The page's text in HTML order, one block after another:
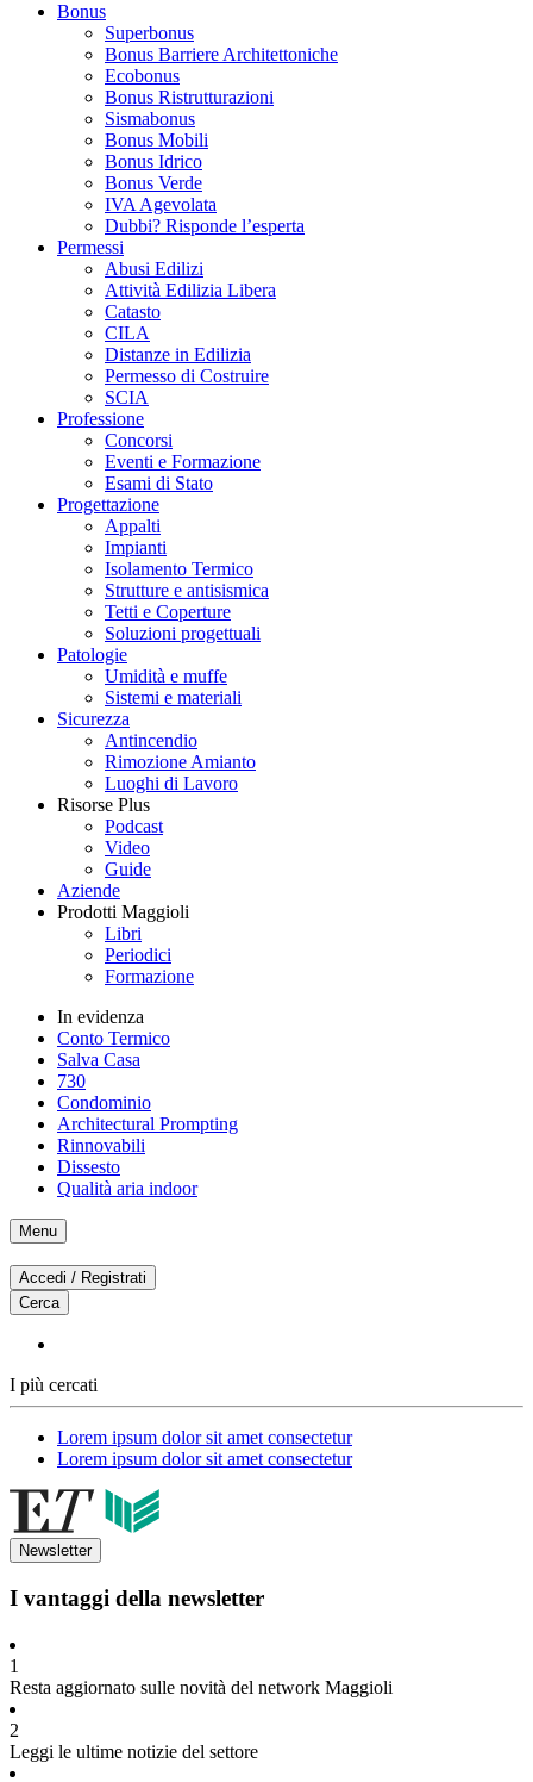
Bonus
Superbonus
Bonus Barriere Architettoniche
Ecobonus
Bonus Ristrutturazioni
Sismabonus
Bonus Mobili
Bonus Idrico
Bonus Verde
IVA Agevolata
Dubbi? Risponde l’esperta
Permessi
Abusi Edilizi
Attività Edilizia Libera
Catasto
CILA
Distanze in Edilizia
Permesso di Costruire
SCIA
Professione
Concorsi
Eventi e Formazione
Esami di Stato
Progettazione
Appalti
Impianti
Isolamento Termico
Strutture e antisismica
Tetti e Coperture
Soluzioni progettuali
Patologie
Umidità e muffe
Sistemi e materiali
Sicurezza
Antincendio
Rimozione Amianto
Luoghi di Lavoro
Risorse Plus
Podcast
Video
Guide
Aziende
Prodotti Maggioli
Libri
Periodici
Formazione
In evidenza
Conto Termico
Salva Casa
730
Condominio
Architectural Prompting
Rinnovabili
Dissesto
Qualità aria indoor
Menu
Accedi / Registrati
Cerca
I più cercati
Lorem ipsum dolor sit amet consectetur
Lorem ipsum dolor sit amet consectetur
Newsletter
I vantaggi della newsletter
1
Resta aggiornato sulle novità del network Maggioli
2
Leggi le ultime notizie del settore